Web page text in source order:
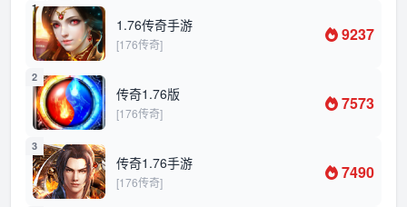
1
1.76传奇手游
[176传奇] 9237
2
传奇1.76版
[176传奇] 7573
3
传奇1.76手游
[176传奇] 7490